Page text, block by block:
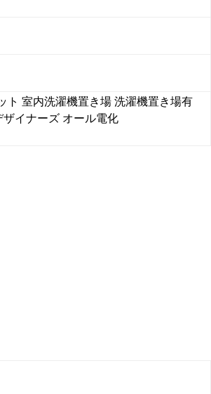
ト 室内洗濯機置き場 洗濯機置き場有
ザイナーズ オール電化